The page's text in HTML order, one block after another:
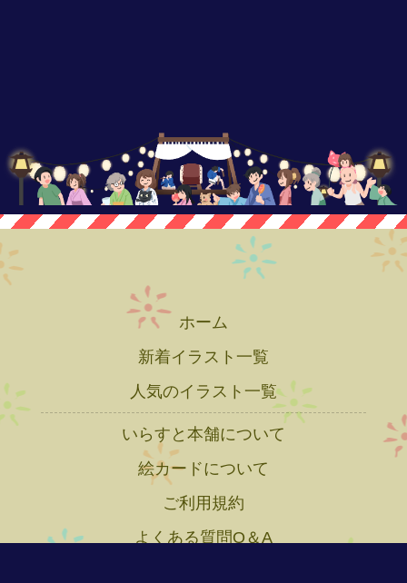
ホーム
新着イラスト一覧
人気のイラスト一覧
いらすと本舗について
絵カードについて
ご利用規約
よくある質問Q＆A